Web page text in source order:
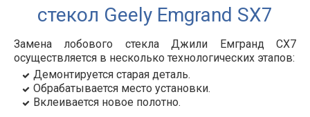
стекол Geely Emgrand SX7
Замена лобового стекла Джили Емгранд СХ7
осуществляется в несколько технологических этапов:
Демонтируется старая деталь.
Обрабатывается место установки.
Вклеивается новое полотно.